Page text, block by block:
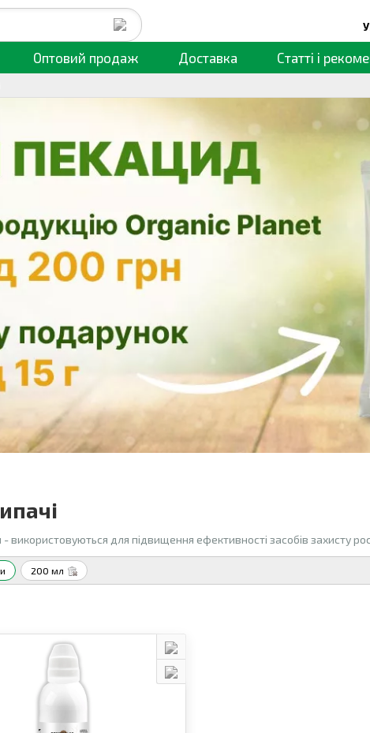
Оптовий продаж Доставка Статті і
використовуються для підвищення ефективності засобів захисту
200 мл